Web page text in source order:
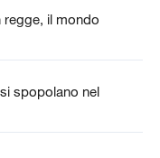
il mondo
spopolano nel